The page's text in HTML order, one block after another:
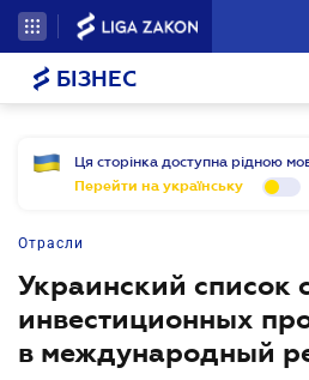
БІЗНЕС
Ця сторінка доступна рідною
Перейти на українську
Отрасли
Украинский список
инвестиционных
в международный